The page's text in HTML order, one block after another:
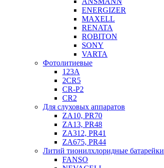
ENERGIZER
MAXELL
RENATA
ROBITON
SONY
VARTA
Фотолитиевые
123A
2CR5
CR-P2
CR2
Для слуховых аппаратов
ZA10, PR70
ZA13, PR48
ZA312, PR41
ZA675, PR44
Литий тионилхлоридные батарейки
FANSO